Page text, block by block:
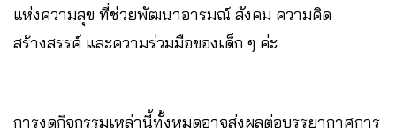
แห่งความสุข ที่ช่วยพัฒนาอารมณ์ สังคม ความคิด
สร้างสรรค์ และความร่วมมือของเด็ก ๆ ค่ะ
การงดกิจกรรมเหล่านี้ทั้งหมดอาจส่งผลต่อบรรยากาศการ